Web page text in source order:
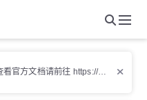
看官方文档请前往 https://keep-docs.xpoet.cn